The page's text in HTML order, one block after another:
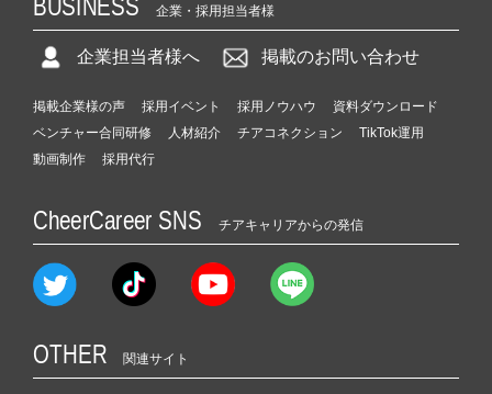
BUSINESS 企業・採用担当者様
企業担当者様へ 掲載のお問い合わせ
掲載企業様の声 採用イベント 採用ノウハウ
資料ダウンロード
ベンチャー合同研修
人材紹介 チアコネクション
TikTok運用
動画制作
採用代行
CheerCareer SNS チアキャリアからの発信
OTHER 関連サイト